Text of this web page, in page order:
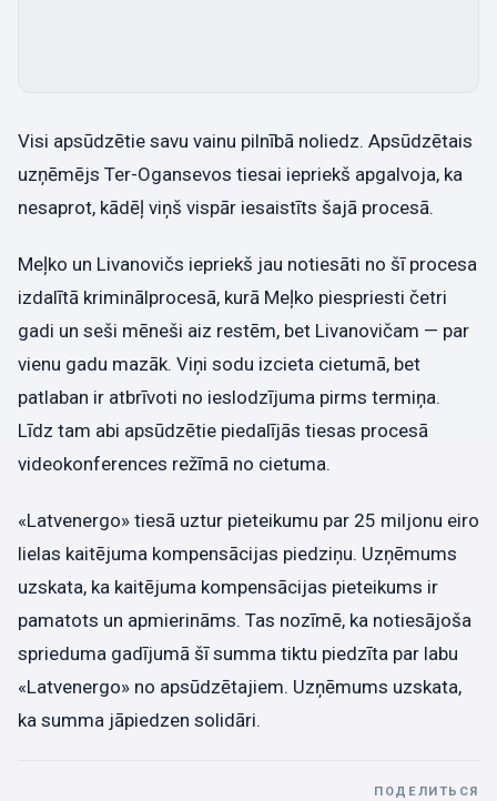
Visi apsūdzētie savu vainu pilnībā noliedz. Apsūdzētais
uzņēmējs Ter-Ogansevos tiesai iepriekš apgalvoja, ka
nesaprot, kādēļ viņš vispār iesaistīts šajā procesā.
Meļko un Livanovičs iepriekš jau notiesāti no šī procesa
izdalītā kriminālprocesā, kurā Meļko piespriesti četri
gadi un seši mēneši aiz restēm, bet Livanovičam — par
vienu gadu mazāk. Viņi sodu izcieta cietumā, bet
patlaban ir atbrīvoti no ieslodzījuma pirms termiņa.
Līdz tam abi apsūdzētie piedalījās tiesas procesā
videokonferences režīmā no cietuma.
«Latvenergo» tiesā uztur pieteikumu par 25 miljonu eiro
lielas kaitējuma kompensācijas piedziņu. Uzņēmums
uzskata, ka kaitējuma kompensācijas pieteikums ir
pamatots un apmierināms. Tas nozīmē, ka notiesājoša
sprieduma gadījumā šī summa tiktu piedzīta par labu
«Latvenergo» no apsūdzētajiem. Uzņēmums uzskata,
ka summa jāpiedzen solidāri.
ПОДЕЛИТЬСЯ